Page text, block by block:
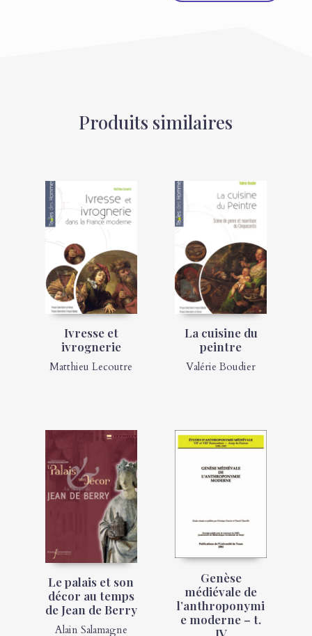
Produits similaires
Ivresse et
ivrognerie
Matthieu Lecoutre
La cuisine du
peintre
Valérie Boudier
Le palais et son
décor au temps
de Jean de Berry
Alain Salamagne
Genèse
médiévale de
l’anthroponymi
e moderne – t.